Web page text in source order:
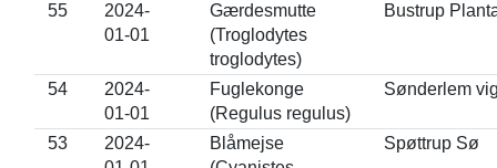
55
2024-
01-01
Gærdesmutte
(Troglodytes
troglodytes)
Bustrup
54
2024-
01-01
Fuglekonge
(Regulus regulus)
Sønderlem
53
2024-
Blåmejse
Spøttrup Sø